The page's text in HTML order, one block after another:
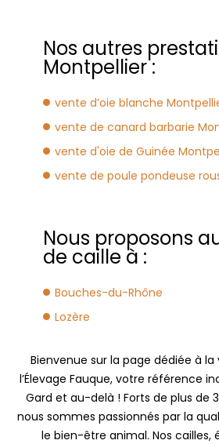
Nos autres
Montpellier :
vente d’oie blanche
vente de canard barbarie
vente d'oie de Guinée
vente de poule pondeuse
Nous proposons
de caille à :
Bouches-du-Rhône
Lozère
Bienvenue sur la page dédiée à
l’Élevage Fauque, votre référence
Gard et au-delà ! Forts de plus de
nous sommes passionnés par la
le bien-être animal. Nos cailles,